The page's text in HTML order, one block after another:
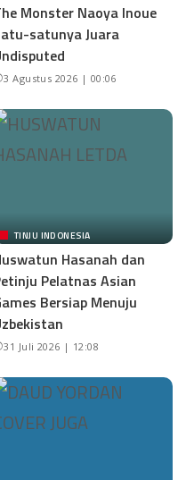
Monster Naoya Inoue
satunya Juara
3 Agustus 2026 | 00:06
TINJU INDONESIA
Hasanah dan
Pelatnas Asian
Bersiap Menuju
31 Juli 2026 | 12:08